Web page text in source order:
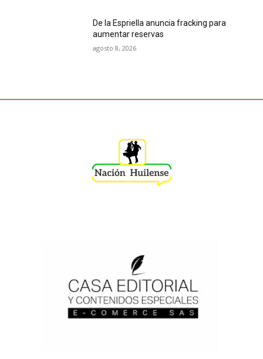
De la Espriella anuncia fracking para
aumentar reservas
agosto 8, 2026